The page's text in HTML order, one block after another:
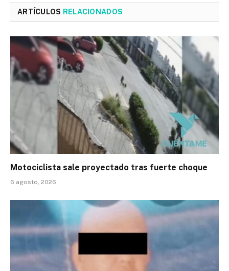
ARTÍCULOS RELACIONADOS
Motociclista sale proyectado tras fuerte choque
6 agosto, 2026